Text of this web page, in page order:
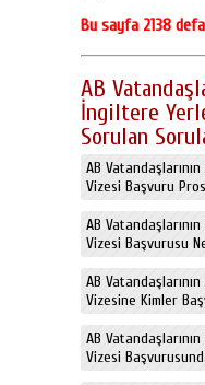
Bu sayfa 2138
AB
İngiltere
Sorulan
AB
Vizesi Başvuru
AB
Vizesi Başvurusu
AB
Vizesine Kimler
AB
Vizesi